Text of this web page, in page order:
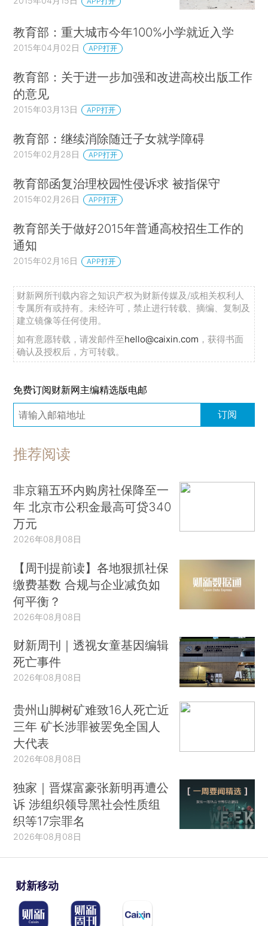
教育部：重大城市今年100%小学就近入学
2015年04月02日 APP打开
教育部：关于进一步加强和改进高校出版工作
的意见
2015年03月13日 APP打开
教育部：继续消除随迁子女就学障碍
2015年02月28日 APP打开
教育部函复治理校园性侵诉求 被指保守
2015年02月26日 APP打开
教育部关于做好2015年普通高校招生工作的
通知
2015年02月16日 APP打开
财新网所刊载内容之知识产权为财新传媒及/或相关权利人
专属所有或持有。未经许可，禁止进行转载、摘编、复制及
建立镜像等任何使用。
如有意愿转载，请发邮件至hello@caixin.com ，获得书面
确认及授权后，方可转载。
免费订阅财新网主编精选版电邮
订阅
推荐阅读
非京籍五环内购房社保降至一
年 北京市公积金最高可贷340
万元
2026年08月08日
【周刊提前读】各地狠抓社保
缴费基数 合规与企业减负如
何平衡？
2026年08月08日
财新周刊｜透视女童基因编辑
死亡事件
2026年08月08日
贵州山脚树矿难致16人死亡近
三年 矿长涉罪被罢免全国人
大代表
2026年08月08日
独家｜晋煤富豪张新明再遭公
诉 涉组织领导黑社会性质组
织等17宗罪名
2026年08月08日
财新移动